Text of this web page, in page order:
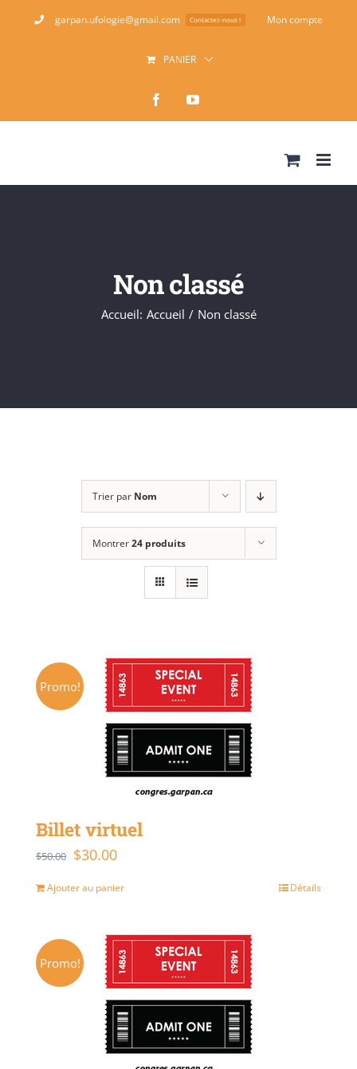
garpan.ufologie@gmail.com Contactez-nous ! Mon compte
PANIER
FacebookYouTube
Non classé
Accueil: Accueil / Non classé
Trier par Nom
Montrer24 produits
Promo!
Billet virtuel
$50.00 Le
$50.00.
$30.00Le
est :
$30.00.
Ajouter au panier Détails
Promo!